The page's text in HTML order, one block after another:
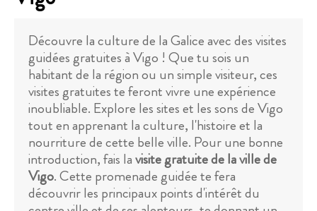
Découvre la culture de la Galice avec des visites
guidées gratuites à Vigo ! Que tu sois un
habitant de la région ou un simple visiteur, ces
visites gratuites te feront vivre une expérience
inoubliable. Explore les sites et les sons de Vigo
tout en apprenant la culture, l'histoire et la
nourriture de cette belle ville. Pour une bonne
introduction, fais lavisite gratuite de la ville de
Vigo. Cette promenade guidée te fera
découvrir les principaux points d'intérêt du